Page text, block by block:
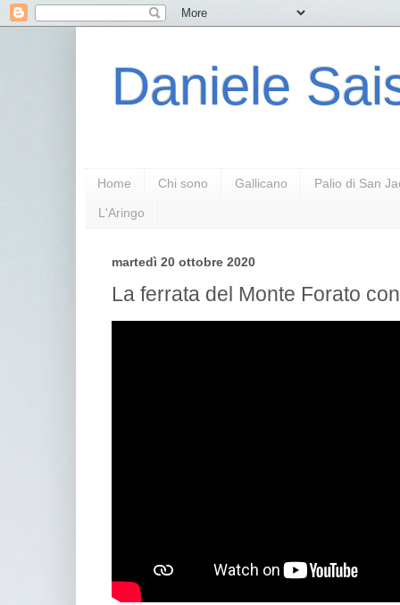
Daniele
Home Chi sono Gallicano Palio di San
L'Aringo
martedì 20 ottobre 2020
La ferrata del Monte Forato